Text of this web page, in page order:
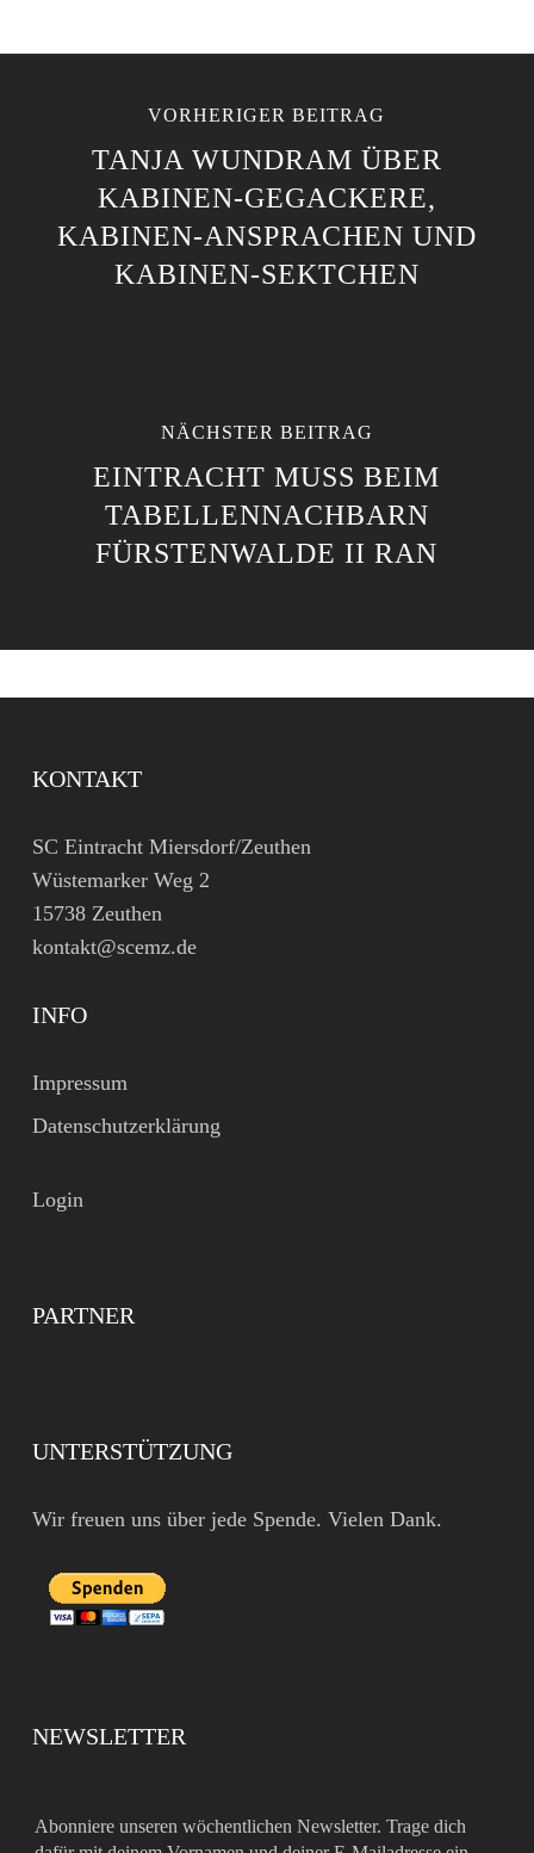
VORHERIGER BEITRAG
TANJA WUNDRAM ÜBER
KABINEN-GEGACKERE,
KABINEN-ANSPRACHEN UND
KABINEN-SEKTCHEN
NÄCHSTER BEITRAG
EINTRACHT MUSS BEIM
TABELLENNACHBARN
FÜRSTENWALDE II RAN
KONTAKT
SC Eintracht Miersdorf/Zeuthen
Wüstemarker Weg 2
15738 Zeuthen
kontakt@scemz.de
INFO
Impressum
Datenschutzerklärung
Login
PARTNER
UNTERSTÜTZUNG
Wir freuen uns über jede Spende. Vielen Dank.
NEWSLETTER
Abonniere unseren wöchentlichen Newsletter. Trage dich